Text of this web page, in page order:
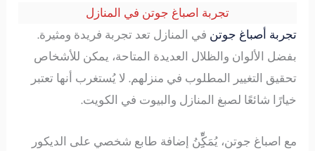
تجربة اصباغ جوتن في المنازل
تجربة أصباغ جوتن في المنازل تعد تجربة فريدة ومثيرة.
بفضل الألوان والظلال العديدة المتاحة، يمكن للأشخاص
تحقيق التغيير المطلوب في منزلهم. لا يُستغرب أنها تعتبر
خيارًا شائعًا لصبغ المنازل والبيوت في الكويت.
مع اصباغ جوتن، يُمَكِِِِّْنُ إضافة طابع شخصي على الديكور